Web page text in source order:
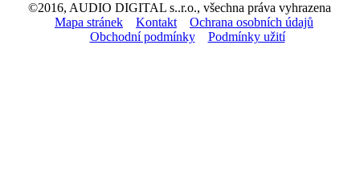
©2016, AUDIO DIGITAL s..r.o., všechna práva vyhrazena
Mapa stránek
Kontakt
Ochrana osobních údajů
Obchodní podmínky
Podmínky užití